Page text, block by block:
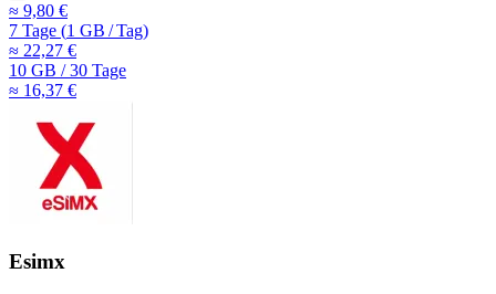
≈ 9,80 €
7 Tage (1 GB /Tag)
≈ 22,27 €
10 GB /30 Tage
≈ 16,37 €
Esimx